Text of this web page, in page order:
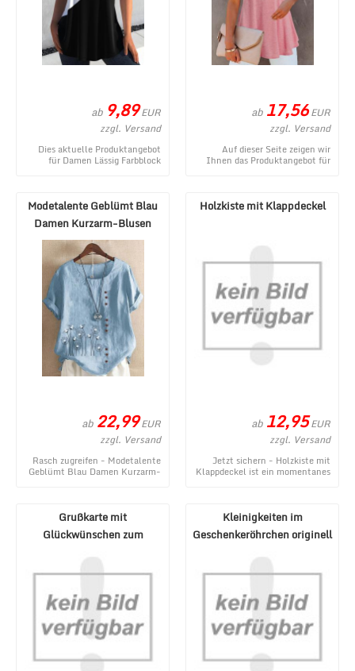
ab 9,89EUR
zzgl. Versand
Dies aktuelle Produktangebot
für Damen Lässig Farbblock
ab 17,56EUR
zzgl. Versand
Auf dieser Seite zeigen wir
Ihnen das Produktangebot für
Modetalente Geblümt Blau
Damen Kurzarm-Blusen
Lässig Baumwolle R ...
ab 22,99EUR
zzgl. Versand
Rasch zugreifen - Modetalente
Geblümt Blau Damen Kurzarm-
Holzkiste mit Klappdeckel
ab 12,95EUR
zzgl. Versand
Jetzt sichern - Holzkiste mit
Klappdeckel ist ein momentanes
Grußkarte mit
Glückwünschen zum
verschiedene ...
Kleinigkeiten im
Geschenkeröhrchen originell